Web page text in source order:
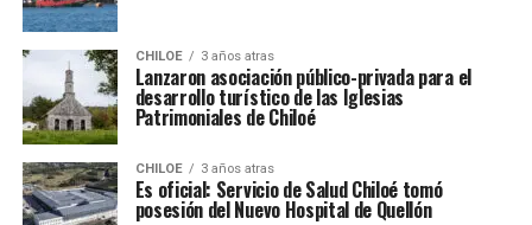
CHILOE 3 años atras
Lanzaron asociación público-privada para el
desarrollo turístico de las Iglesias
Patrimoniales de Chiloé
CHILOE 3 años atras
Es oficial: Servicio de Salud Chiloé tomó
posesión del Nuevo Hospital de Quellón